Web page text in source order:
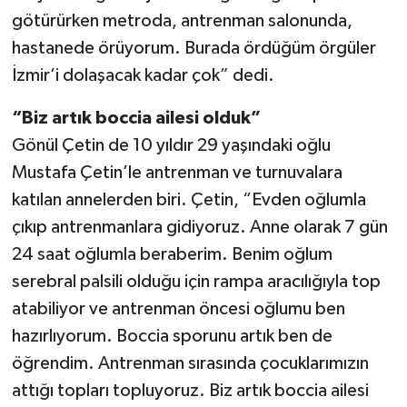
götürürken metroda, antrenman salonunda,
hastanede örüyorum. Burada ördüğüm örgüler
İzmir’i dolaşacak kadar çok” dedi.
“Biz artık boccia ailesi olduk”
Gönül Çetin de 10 yıldır 29 yaşındaki oğlu
Mustafa Çetin’le antrenman ve turnuvalara
katılan annelerden biri. Çetin, “Evden oğlumla
çıkıp antrenmanlara gidiyoruz. Anne olarak 7 gün
24 saat oğlumla beraberim. Benim oğlum
serebral palsili olduğu için rampa aracılığıyla top
atabiliyor ve antrenman öncesi oğlumu ben
hazırlıyorum. Boccia sporunu artık ben de
öğrendim. Antrenman sırasında çocuklarımızın
attığı topları topluyoruz. Biz artık boccia ailesi